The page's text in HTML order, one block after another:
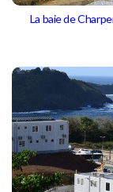
La baie de